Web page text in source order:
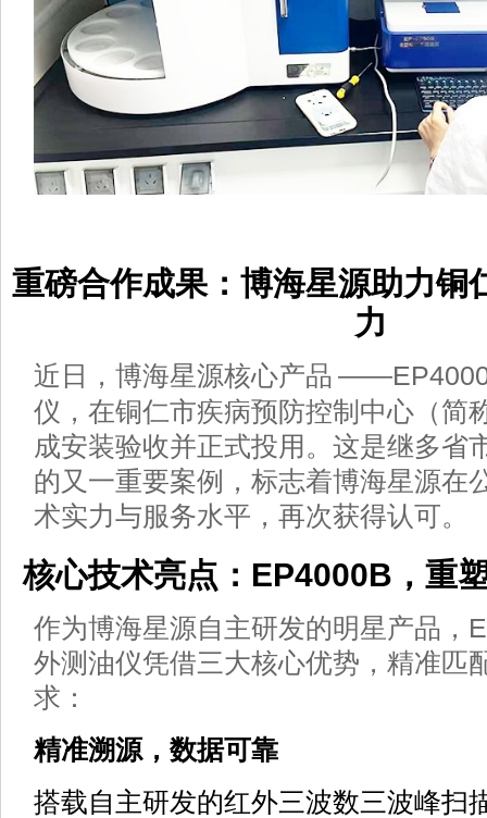
重磅合作成果：博海星源助力铜
力
近日，博海星源核心产品
仪，在铜仁市疾病预防控制中心（简
成安装验收并正式投用。这是继多省
的又一重要案例，标志着博海星源在
术实力与服务水平，再次获得认可。
核心技术亮点： EP4000B ，重
作为博海星源自主研发的明星产品，
外测油仪凭借三大核心优势，精准匹
求：
精准溯源，数据可靠
搭载自主研发的红外三波数三波峰扫